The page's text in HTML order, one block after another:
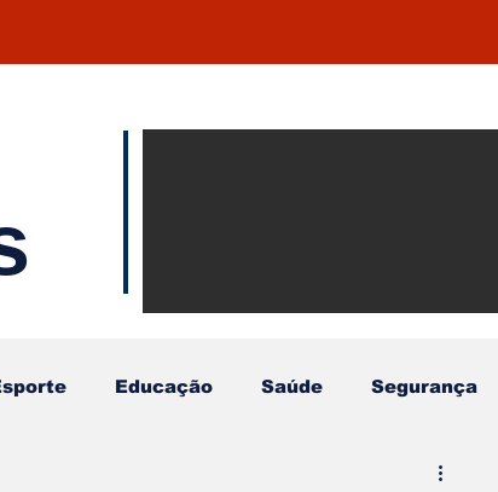
Educação Saúde Segurança